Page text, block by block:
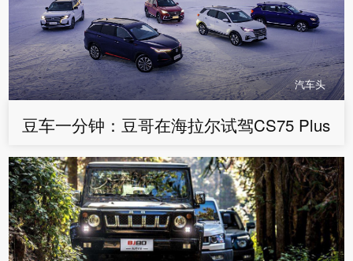
汽车头
豆车一分钟：豆哥在海拉尔试驾CS75 Plus